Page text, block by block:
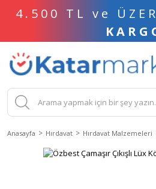
4.500 TL ve
Anasayfa Hırdavat Hırdavat Malzemeleri